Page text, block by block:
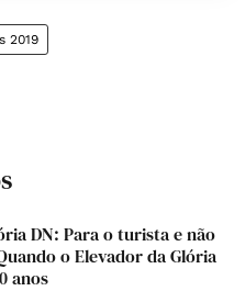
2019
DN: Para o turista e não
o Elevador da Glória
anos